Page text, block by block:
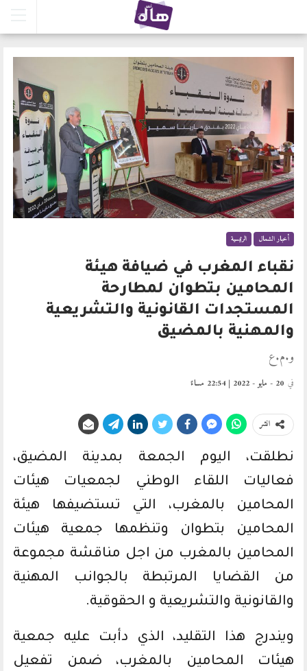
أخبار الشمال الرئيسية
نقباء المغرب في ضيافة هيئة
المحامين بتطوان لمطارحة
المستجدات القانونية والتشريعية
والمهنية بالمضيق
و.م.ع
في 20 - مايو - 2022 | 22:54 مساءً
انشر
نطلقت، اليوم الجمعة بمدينة المضيق،
فعاليات اللقاء الوطني لجمعيات هيئات
المحامين بالمغرب، التي تستضيفها هيئة
المحامين بتطوان وتنظمها جمعية هيئات
المحامين بالمغرب من اجل مناقشة مجموعة
من القضايا المرتبطة بالجوانب المهنية
والقانونية والتشريعية و الحقوقية.
ويندرج هذا التقليد، الذي دأبت عليه جمعية
هيئات المحامين بالمغرب، ضمن تفعيل